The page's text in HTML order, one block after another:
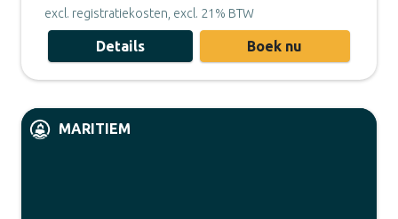
excl. registratiekosten, excl. 21% BTW
Details Boek nu
MARITIEM